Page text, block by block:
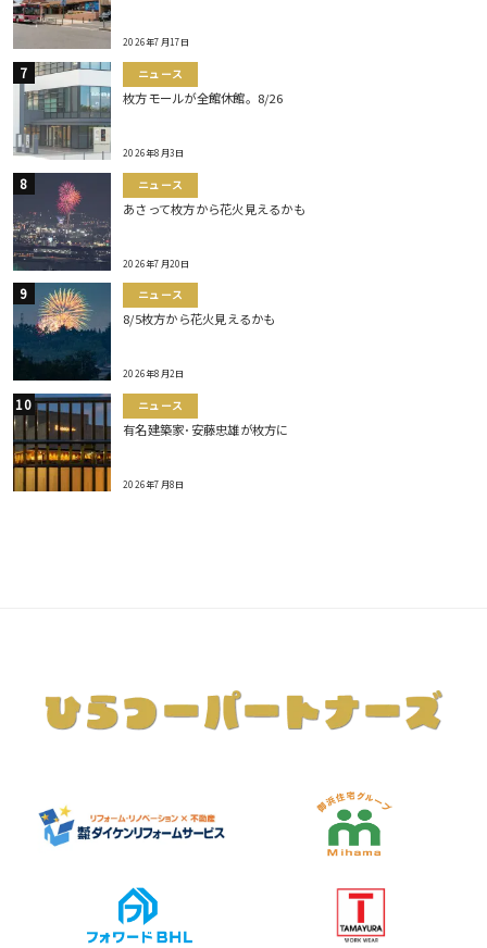
2026年7月17日
ニュース
枚方モールが全館休館。8/26
2026年8月3日
ニュース
あさって枚方から花火見えるかも
2026年7月20日
ニュース
8/5枚方から花火見えるかも
2026年8月2日
ニュース
有名建築家･安藤忠雄が枚方に
2026年7月8日